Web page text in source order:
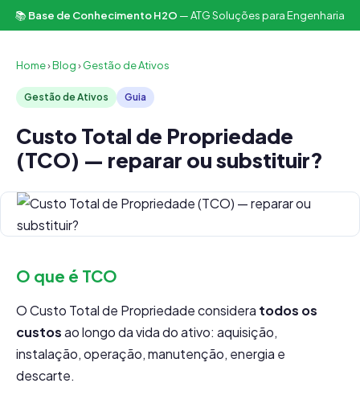
📚Base de Conhecimento H2O — ATG Soluções para Engenharia
Home›Blog›Gestão de Ativos
Gestão de Ativos Guia
Custo Total de Propriedade
(TCO) — reparar ou substituir?
O que é TCO
O Custo Total de Propriedade considera todos os
custosao longo da vida do ativo: aquisição,
instalação, operação, manutenção, energia e
descarte.